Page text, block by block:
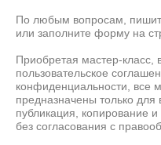
По любым вопросам,
или заполните форму на
Приобретая мастер-класс,
пользовательское
конфиденциальности, все
предназначены только для
публикация, копирование
без согласования с